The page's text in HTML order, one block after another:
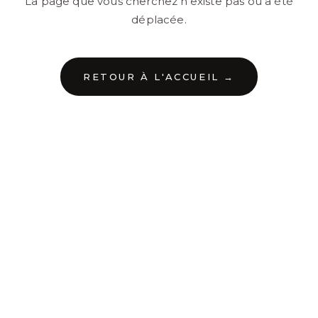
déplacée.
RETOUR À L'ACCUEIL →